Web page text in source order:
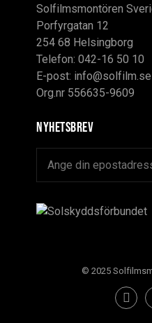
Solfilmsmontören
Porfyrgatan 12
254 68 Helsingborg
Telefon: 042-16 50 10
E-post: info@solfilm.se
Org.nr 556635-9609
Nyhetsbrev
© 2025